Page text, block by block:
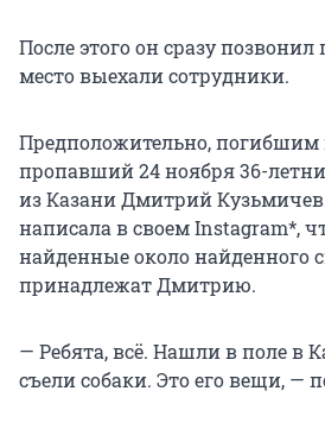
После этого он сразу позвонил
место выехали сотрудники.
Предположительно, погибшим
пропавший 24 ноября 36-
из Казани Дмитрий
написала в своем Instagram*,
найденные около найденного
принадлежат Дмитрию.
— Ребята, всё. Нашли в поле в
съели собаки. Это его вещи, —